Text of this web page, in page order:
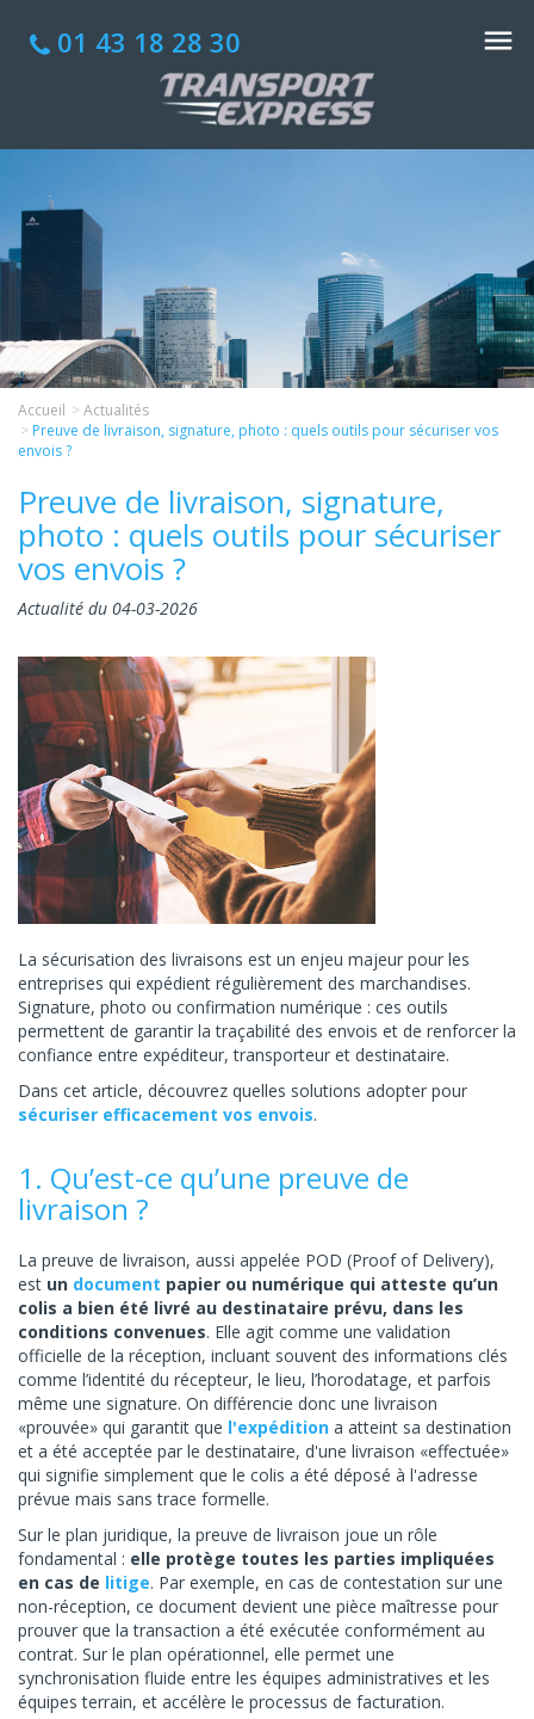
01 43 18 28 30
Accueil
Actualités
Preuve de livraison, signature, photo : quels outils pour sécuriser vos
envois ?
Preuve de livraison, signature,
photo : quels outils pour sécuriser
vos envois ?
Actualité du 04-03-2026
La sécurisation des livraisons est un enjeu majeur pour les
entreprises qui expédient régulièrement des marchandises.
Signature, photo ou confirmation numérique : ces outils
permettent de garantir la traçabilité des envois et de renforcer la
confiance entre expéditeur, transporteur et destinataire.
Dans cet article, découvrez quelles solutions adopter pour
sécuriser efficacement vos envois.
1. Qu’est-ce qu’une preuve de
livraison ?
La preuve de livraison, aussi appelée POD (Proof of Delivery),
est un document papier ou numérique qui atteste qu’un
colis a bien été livré au destinataire prévu, dans les
conditions convenues. Elle agit comme une validation
officielle de la réception, incluant souvent des informations clés
comme l’identité du récepteur, le lieu, l’horodatage, et parfois
même une signature. On différencie donc une livraison
«prouvée» qui garantit que l'expédition a atteint sa destination
et a été acceptée par le destinataire, d'une livraison «effectuée»
qui signifie simplement que le colis a été déposé à l'adresse
prévue mais sans trace formelle.
Sur le plan juridique, la preuve de livraison joue un rôle
fondamental : elle protège toutes les parties impliquées
en cas de litige. Par exemple, en cas de contestation sur une
non-réception, ce document devient une pièce maîtresse pour
prouver que la transaction a été exécutée conformément au
contrat. Sur le plan opérationnel, elle permet une
synchronisation fluide entre les équipes administratives et les
équipes terrain, et accélère le processus de facturation.